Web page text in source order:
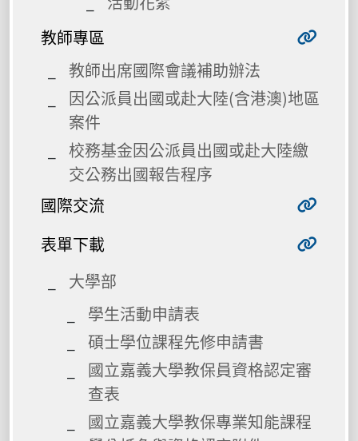
教師專區
教師出席國際會議補助辦法
因公派員出國或赴大陸(含港澳)地區
案件
校務基金因公派員出國或赴大陸繳
交公務出國報告程序
國際交流
表單下載
大學部
學生活動申請表
碩士學位課程先修申請書
國立嘉義大學教保員資格認定審
查表
國立嘉義大學教保專業知能課程